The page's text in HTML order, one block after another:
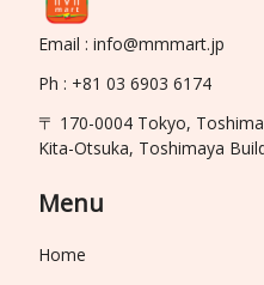
Email : info@mmmart.jp
Ph : +81 03 6903 6174
〒 170-0004 Tokyo,
Kita-Otsuka, Toshimaya
Menu
Home